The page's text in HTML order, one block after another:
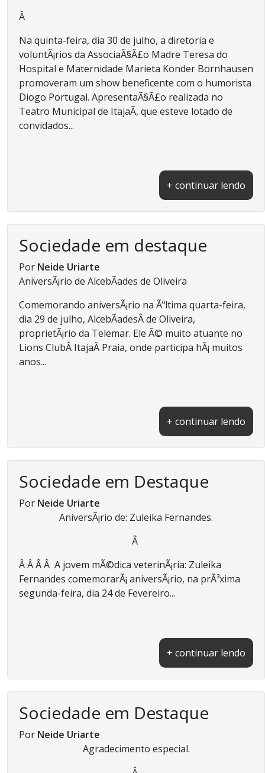
Â
Na quinta-feira, dia 30 de julho, a diretoria e
voluntÃ¡rios da AssociaÃ§Ã£o Madre Teresa do
Hospital e Maternidade Marieta Konder Bornhausen
promoveram um show beneficente com o humorista
Diogo Portugal. ApresentaÃ§Ã£o realizada no
Teatro Municipal de ItajaÃ­, que esteve lotado de
convidados...
+ continuar lendo
Sociedade em destaque
Por Neide Uriarte
AniversÃ¡rio de AlcebÃ­ades de Oliveira
Comemorando aniversÃ¡rio na Ãºltima quarta-feira,
dia 29 de julho, AlcebÃ­adesÂ de Oliveira,
proprietÃ¡rio da Telemar. Ele Ã© muito atuante no
Lions ClubÂ ItajaÃ­ Praia, onde participa hÃ¡ muitos
anos...
+ continuar lendo
Sociedade em Destaque
Por Neide Uriarte
AniversÃ¡rio de: Zuleika Fernandes.
Â
Â Â Â Â A jovem mÃ©dica veterinÃ¡ria: Zuleika
Fernandes comemorarÃ¡ aniversÃ¡rio, na prÃ³xima
segunda-feira, dia 24 de Fevereiro...
+ continuar lendo
Sociedade em Destaque
Por Neide Uriarte
Agradecimento especial.